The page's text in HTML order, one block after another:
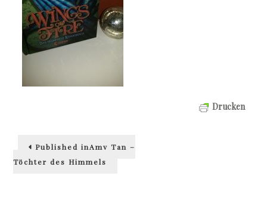
Drucken
Beitragsnavigation
Published inAmy Tan –
Töchter des Himmels